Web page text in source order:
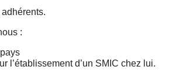
:
l’établissement d’un SMIC chez lui.